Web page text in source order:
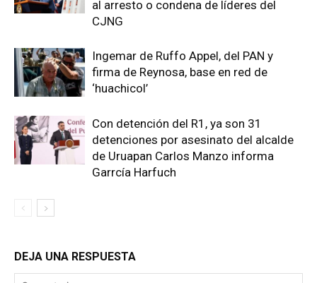
al arresto o condena de líderes del
CJNG
Ingemar de Ruffo Appel, del PAN y
firma de Reynosa, base en red de
‘huachicol’
Con detención del R1, ya son 31
detenciones por asesinato del alcalde
de Uruapan Carlos Manzo informa
Garrcía Harfuch
DEJA UNA RESPUESTA